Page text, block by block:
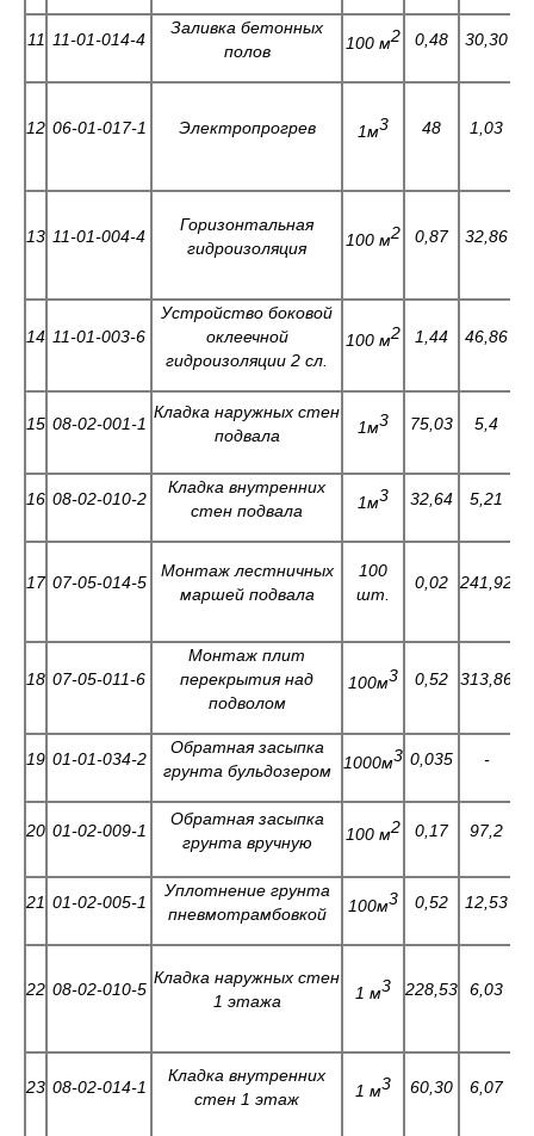
11 11-01-014-4
Заливка бетонных
полов
100 м2 0,48 30,30
12 06-01-017-1 Электропрогрев 1м3 48 1,03
13 11-01-004-4
Горизонтальная
гидроизоляция
100 м2 0,87 32,86
14 11-01-003-6
Устройство боковой
оклеечной
гидроизоляции 2 сл.
100 м2 1,44 46,86
15 08-02-001-1
Кладка наружных стен
подвала
1м3 75,03 5,4
16 08-02-010-2
Кладка внутренних
стен подвала
1м3 32,64 5,21
17 07-05-014-5
Монтаж лестничных
маршей подвала
100
шт.
0,02 241,92
18 07-05-011-6
Монтаж плит
перекрытия над
подволом
100м3 0,52 313,86
19 01-01-034-2
Обратная засыпка
грунта бульдозером
1000м3 0,035 -
20 01-02-009-1
Обратная засыпка
грунта вручную
100 м2 0,17 97,2
21 01-02-005-1
Уплотнение грунта
пневмотрамбовкой
100м3 0,52 12,53
22 08-02-010-5
Кладка наружных стен
1 этажа
1 м3 228,53 6,03
23 08-02-014-1
Кладка внутренних
стен 1 этаж
1 м3 60,30 6,07